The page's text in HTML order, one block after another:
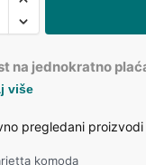
na jednokratno
više
pregledani proizvodi
komoda